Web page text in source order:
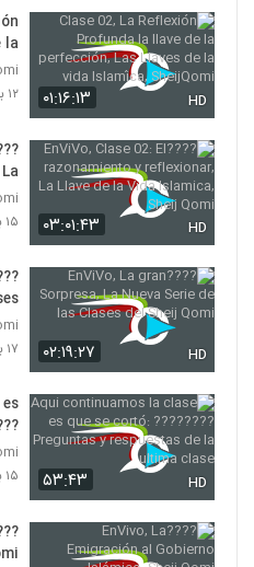
۰۱:۱۶:۱۳ HD
la
la
۱۲ بازدید
۰۳:۰۱:۴۳ HD
۱۵ بازدید
۰۲:۱۹:۲۷ HD
۱۷ بازدید
۵۳:۴۳ HD
la
۱۵ بازدید